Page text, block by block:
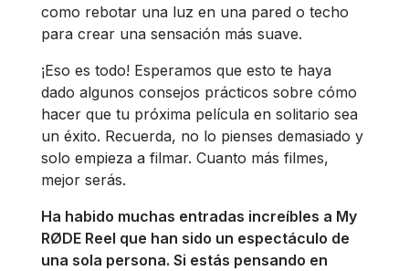
como rebotar una luz en una pared o techo
para crear una sensación más suave.
¡Eso es todo! Esperamos que esto te haya
dado algunos consejos prácticos sobre cómo
hacer que tu próxima película en solitario sea
un éxito. Recuerda, no lo pienses demasiado y
solo empieza a filmar. Cuanto más filmes,
mejor serás.
Ha habido muchas entradas increíbles a My
RØDE Reel que han sido un espectáculo de
una sola persona. Si estás pensando en